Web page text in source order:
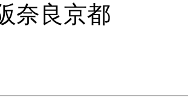
奈良京都